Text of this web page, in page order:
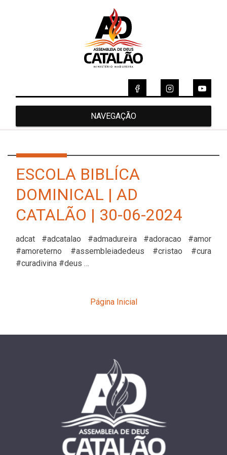
NAVEGAÇÃO
ESCOLA BIBLÍCA
DOMINICAL | AD
CATALÃO | 30-06-2024
adcat #adcatalao #admadureira #adoracao #amor
#amoreterno #assembleiadedeus #cristao #cura
#curadivina #deus …
Página Inicial